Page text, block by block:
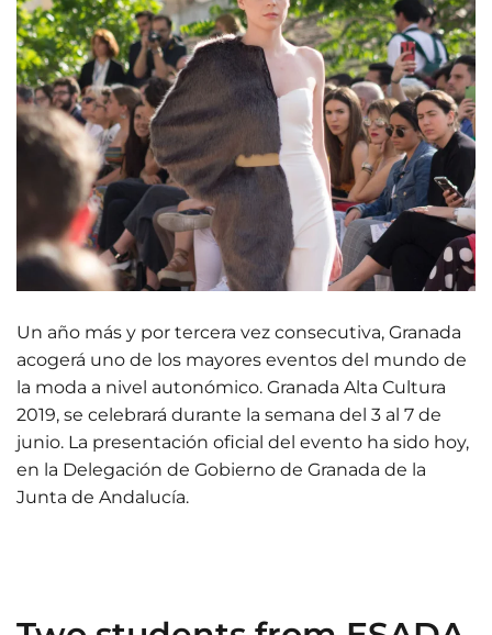
Un año más y por tercera vez consecutiva, Granada
acogerá uno de los mayores eventos del mundo de
la moda a nivel autonómico. Granada Alta Cultura
2019, se celebrará durante la semana del 3 al 7 de
junio. La presentación oficial del evento ha sido hoy,
en la Delegación de Gobierno de Granada de la
Junta de Andalucía.